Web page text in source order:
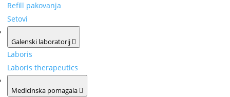
Refill pakovanja
Setovi
Galenski laboratorij
Laboris
Laboris therapeutics
Medicinska pomagala